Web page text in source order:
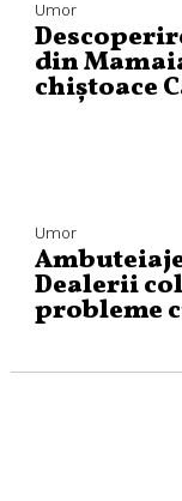
Umor
din
chiștoace
Umor
Dealerii
probleme